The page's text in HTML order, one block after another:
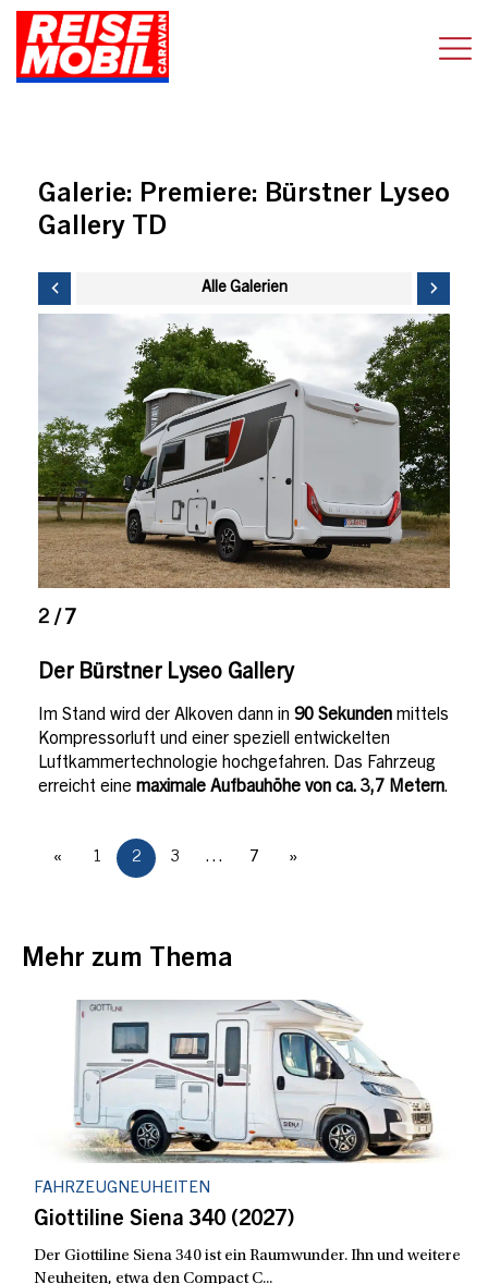
Galerie: Premiere: Bürstner Lyseo
Gallery TD
Alle Galerien
2 / 7
Der Bürstner Lyseo Gallery
Im Stand wird der Alkoven dann in 90 Sekunden mittels
Kompressorluft und einer speziell entwickelten
Luftkammertechnologie hochgefahren. Das Fahrzeug
erreicht eine maximale Aufbauhöhe von ca. 3,7 Metern.
« 1 2 3 … 7 »
Mehr zum Thema
FAHRZEUGNEUHEITEN
Giottiline Siena 340 (2027)
Der Giottiline Siena 340 ist ein Raumwunder. Ihn und weitere
Neuheiten, etwa den Compact C...